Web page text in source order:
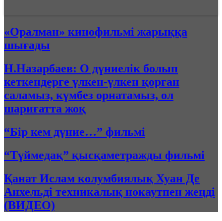
«Оралман» кинофильмі жарыққа
шығады
Н.Назарбаев: О дүниелік болып
кеткендерге үлкен-үлкен қорған
саламыз, күмбез орнатамыз, ол
шариғатта жоқ
“Бір кем дүние…” фильмі
“Түймедақ” қысқаметражды фильмі
Қанат Ислам колумбиялық Хуан Де
Анхельді техникалық нокаутпен жеңді
(ВИДЕО)